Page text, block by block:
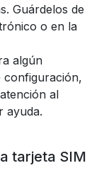
Guárdelos de
o en la
algún
configuración,
al
ayuda.
tarjeta SIM